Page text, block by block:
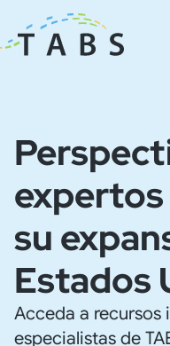
su
Estados
Acceda a recursos
especialistas de